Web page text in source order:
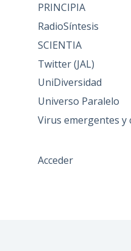
PRINCIPIA
RadioSíntesis
SCIENTIA
Twitter (JAL)
UniDiversidad
Universo Paralelo
Virus emergentes y
Acceder